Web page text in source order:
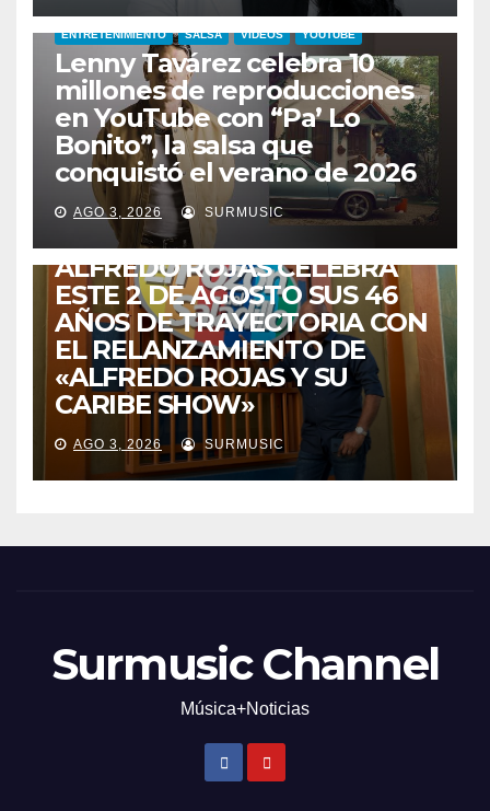
ENTRETENIMIENTO SALSA VIDEOS YOUTUBE
Lenny Tavárez celebra 10
millones de reproducciones
en YouTube con “Pa’ Lo
Bonito”, la salsa que
conquistó el verano de 2026
AGO 3, 2026 SURMUSIC
CABIMAS ENTRETENIMIENTO TALENTO ZULIANO
VENEZUELA
DE VUELTA A CASA:
ALFREDO ROJAS CELEBRA
ESTE 2 DE AGOSTO SUS 46
AÑOS DE TRAYECTORIA CON
EL RELANZAMIENTO DE
«ALFREDO ROJAS Y SU
CARIBE SHOW»
AGO 3, 2026 SURMUSIC
Surmusic Channel
Música+Noticias